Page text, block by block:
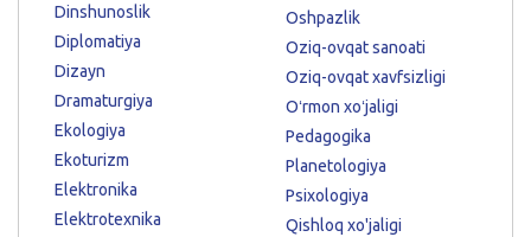
Dinshunoslik
Diplomatiya
Dizayn
Dramaturgiya
Ekologiya
Ekoturizm
Elektronika
Elektrotexnika
Oshpazlik
Oziq-ovqat sanoati
Oziq-ovqat xavfsizligi
Oʻrmon xoʻjaligi
Pedagogika
Planetologiya
Psixologiya
Qishloq xo'jaligi